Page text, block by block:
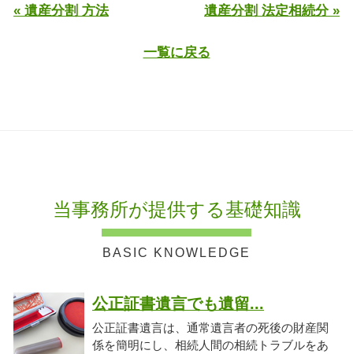
« 遺産分割 方法 遺産分割 法定相続分 »
一覧に戻る
当事務所が提供する基礎知識
公正証書遺言でも遺留...
公正証書遺言は、通常遺言者の死後の財産関
係を簡明にし、相続人間の相続トラブルをあ